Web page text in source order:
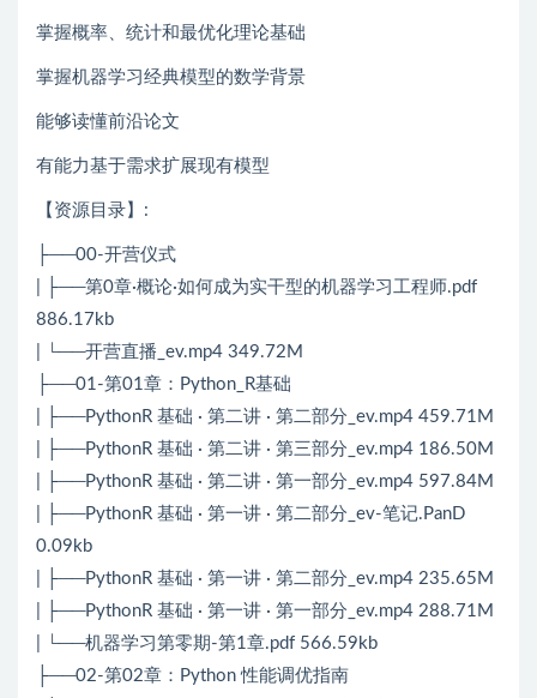
掌握概率、统计和最优化理论基础
掌握机器学习经典模型的数学背景
能够读懂前沿论文
有能力基于需求扩展现有模型
【资源目录】:
├──00-开营仪式
| ├──第0章·概论·如何成为实干型的机器学习工程师.pdf
886.17kb
| └──开营直播_ev.mp4 349.72M
├──01-第01章：Python_R基础
| ├──PythonR 基础 · 第二讲 · 第二部分_ev.mp4 459.71M
| ├──PythonR 基础 · 第二讲 · 第三部分_ev.mp4 186.50M
| ├──PythonR 基础 · 第二讲 · 第一部分_ev.mp4 597.84M
| ├──PythonR 基础 · 第一讲 · 第二部分_ev-笔记.PanD
0.09kb
| ├──PythonR 基础 · 第一讲 · 第二部分_ev.mp4 235.65M
| ├──PythonR 基础 · 第一讲 · 第一部分_ev.mp4 288.71M
| └──机器学习第零期-第1章.pdf 566.59kb
├──02-第02章：Python 性能调优指南